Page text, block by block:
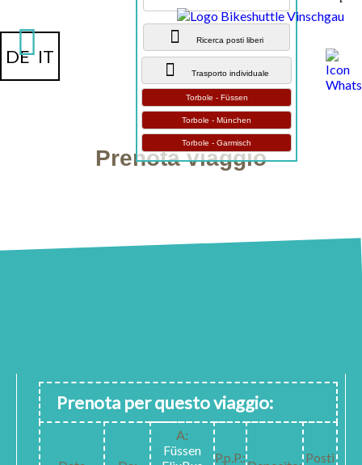
DE IT
Ricerca posti liberi
Trasporto individuale
Torbole - Füssen
Torbole - München
Torbole - Garmisch
Prenota viaggio
Prenota per questo viaggio:
A:
Füssen
P.p.P.:
Posti